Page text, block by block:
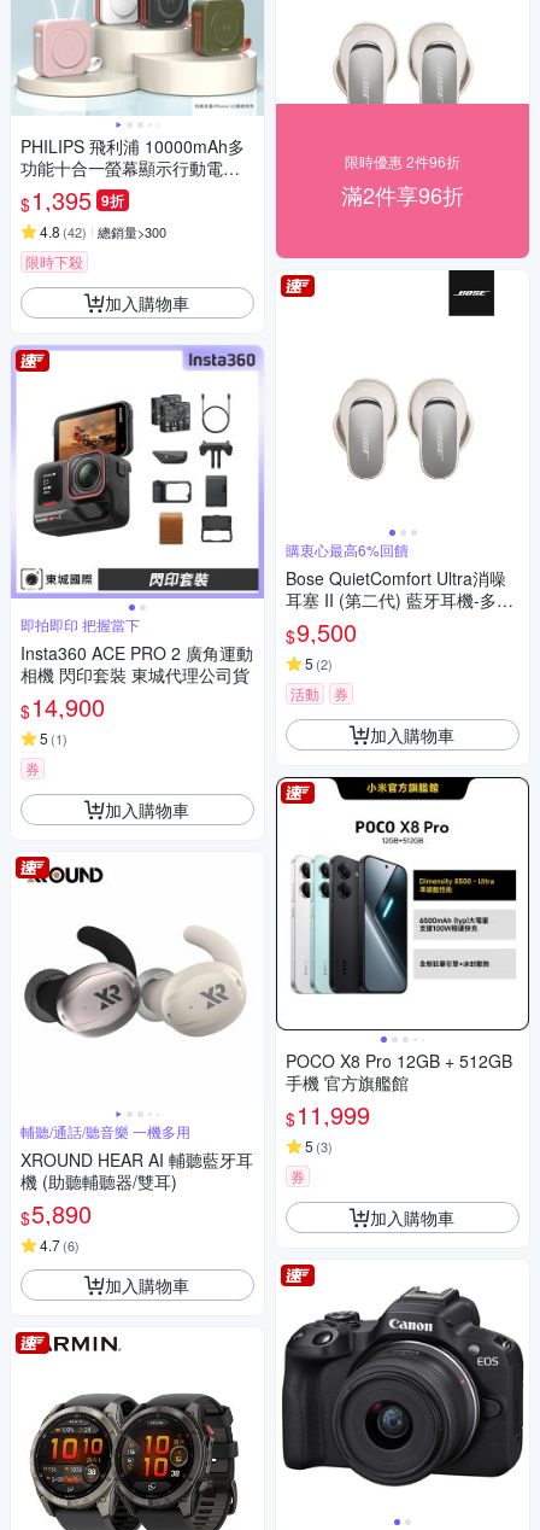
PHILIPS 飛利浦 10000mAh多
功能十合一螢幕顯示行動電源
DLP4347C
$1,395 9折
4.8 (42) 總銷量>300
限時下殺
加入購物車
即拍即印 把握當下
Insta360 ACE PRO 2 廣角運動
相機 閃印套裝 東城代理公司貨
$14,900
5 (1)
券
加入購物車
輔聽/通話/聽音樂 一機多用
XROUND HEAR AI 輔聽藍牙耳
機 (助聽輔聽器/雙耳)
$5,890
4.7(6)
加入購物車
限時優惠 2件96折
滿2件享96折
購衷心最高6%回饋
Bose QuietComfort Ultra消噪
耳塞 II (第二代) 藍牙耳機-多色
選
$9,500
5 (2)
活動 券
加入購物車
POCO X8 Pro 12GB + 512GB
手機 官方旗艦館
$11,999
5 (3)
券
加入購物車